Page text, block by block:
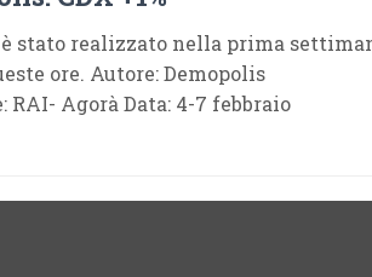
stato realizzato nella prima
ore. Autore: Demopolis
Agorà Data: 4-7 febbraio